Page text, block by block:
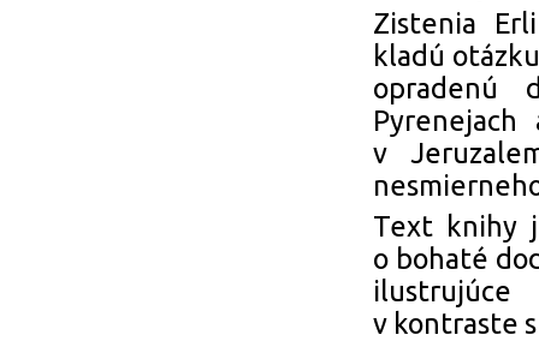
Zistenia
kladú
opradenú
v
Text knihy
o bohaté
ilustrujúce
v kontraste